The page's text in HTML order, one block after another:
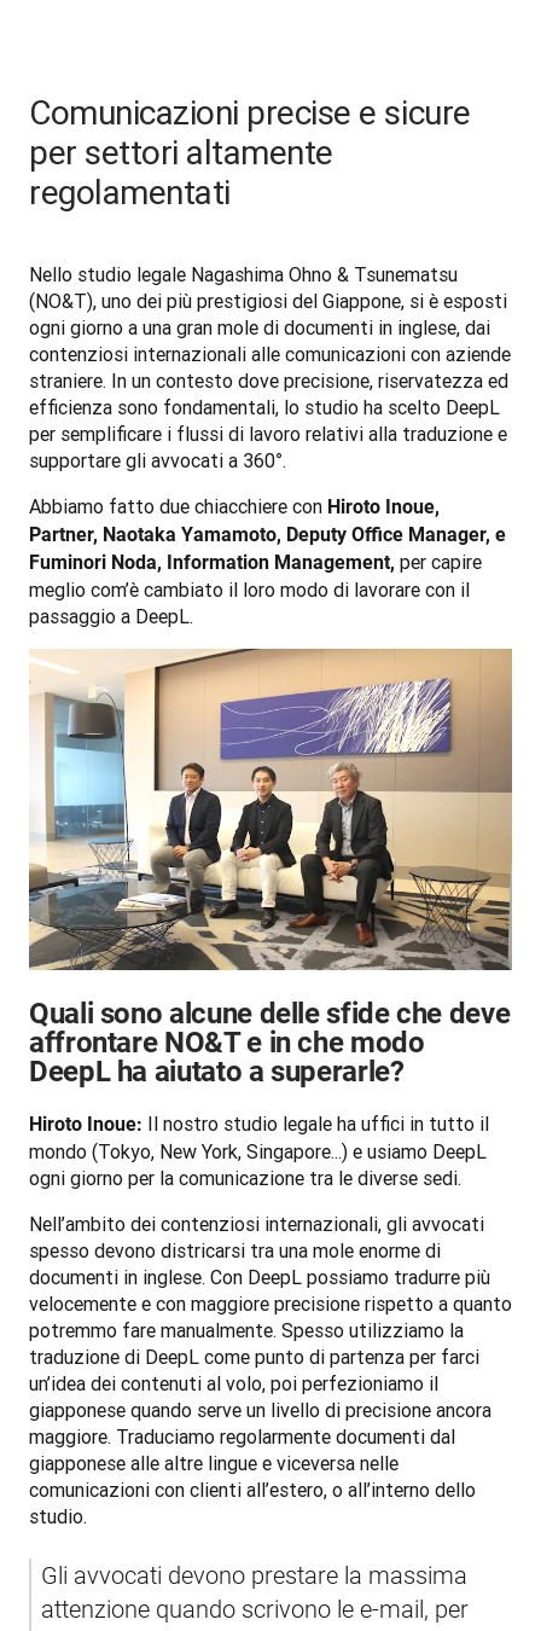
Comunicazioni precise e sicure
per settori altamente
regolamentati
Nello studio legale Nagashima Ohno & Tsunematsu
(NO&T), uno dei più prestigiosi del Giappone, si è esposti
ogni giorno a una gran mole di documenti in inglese, dai
contenziosi internazionali alle comunicazioni con aziende
straniere. In un contesto dove precisione, riservatezza ed
efficienza sono fondamentali, lo studio ha scelto DeepL
per semplificare i flussi di lavoro relativi alla traduzione e
supportare gli avvocati a 360°.
Abbiamo fatto due chiacchiere con Hiroto Inoue,
Partner, Naotaka Yamamoto, Deputy Office Manager, e
Fuminori Noda, Information Management, per capire
meglio com’è cambiato il loro modo di lavorare con il
passaggio a DeepL.
Quali sono alcune delle sfide che deve
affrontare NO&T e in che modo
DeepL ha aiutato a superarle?
Hiroto Inoue: Il nostro studio legale ha uffici in tutto il
mondo (Tokyo, New York, Singapore...) e usiamo DeepL
ogni giorno per la comunicazione tra le diverse sedi.
Nell’ambito dei contenziosi internazionali, gli avvocati
spesso devono districarsi tra una mole enorme di
documenti in inglese. Con DeepL possiamo tradurre più
velocemente e con maggiore precisione rispetto a quanto
potremmo fare manualmente. Spesso utilizziamo la
traduzione di DeepL come punto di partenza per farci
un’idea dei contenuti al volo, poi perfezioniamo il
giapponese quando serve un livello di precisione ancora
maggiore. Traduciamo regolarmente documenti dal
giapponese alle altre lingue e viceversa nelle
comunicazioni con clienti all’estero, o all’interno dello
studio.
Gli avvocati devono prestare la massima
attenzione quando scrivono le e-mail, per